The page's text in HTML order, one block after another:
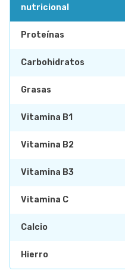
nutricional
Proteínas
Carbohidratos
Grasas
Vitamina B1
Vitamina B2
Vitamina B3
Vitamina C
Calcio
Hierro